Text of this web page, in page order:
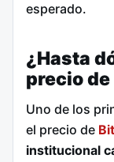
esperado.
¿Hasta
precio
Uno de los
el precio de
institucional